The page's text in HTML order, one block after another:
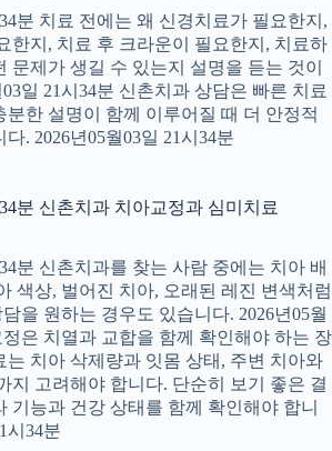
분 치료 전에는 왜 신경치료가 필요한지,
한지, 치료 후 크라운이 필요한지, 치료하
문제가 생길 수 있는지 설명을 듣는 것이
일 21시34분 신촌치과 상담은 빠른 치료
분한 설명이 함께 이루어질 때 더 안정적
. 2026년05월03일 21시34분
분 신촌치과 치아교정과 심미치료
분 신촌치과를 찾는 사람 중에는 치아 배
색상, 벌어진 치아, 오래된 레진 변색처럼
을 원하는 경우도 있습니다. 2026년05월
은 치열과 교합을 함께 확인해야 하는 장
는 치아 삭제량과 잇몸 상태, 주변 치아와
지 고려해야 합니다. 단순히 보기 좋은 결
기능과 건강 상태를 함께 확인해야 합니
시34분